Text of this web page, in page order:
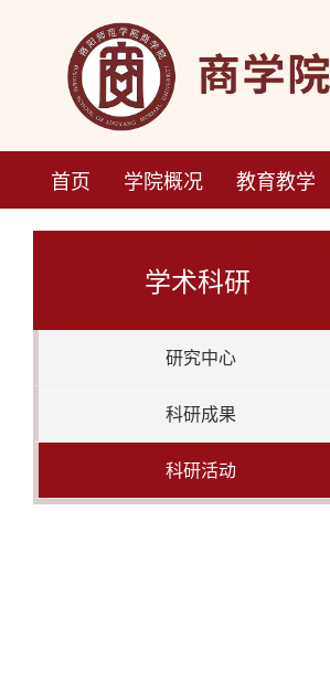
首页 学院概况 教育教学
学术科研
研究中心
科研成果
科研活动